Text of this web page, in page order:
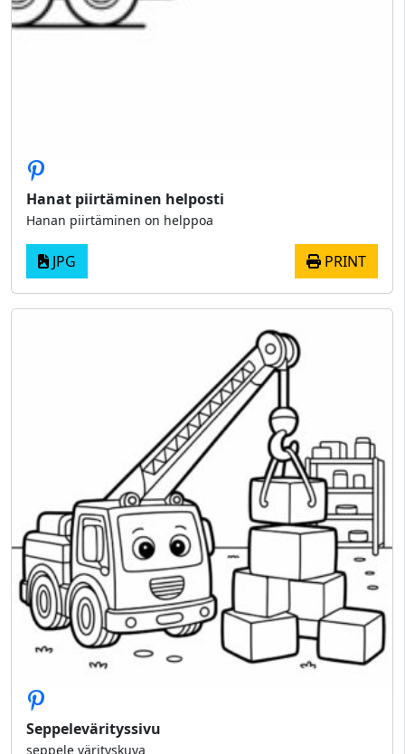
Hanat piirtäminen helposti
Hanan piirtäminen on helppoa
JPG PRINT
Seppelevärityssivu
seppele värityskuva